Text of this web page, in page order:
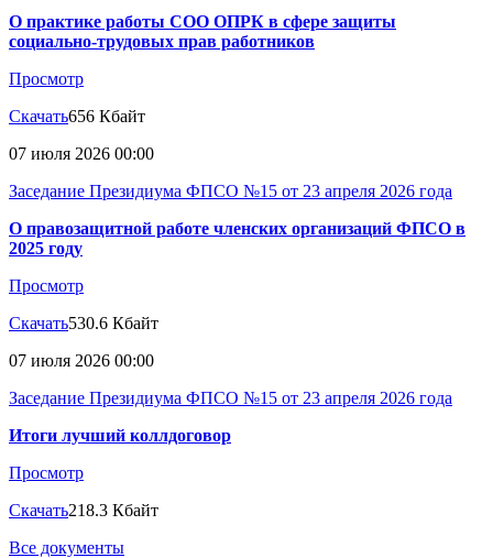
О практике работы СОО ОПРК в сфере защиты
социально-трудовых прав работников
Просмотр
Скачать656 Кбайт
07 июля 2026 00:00
Заседание Президиума ФПСО №15 от 23 апреля 2026 года
О правозащитной работе членских организаций ФПСО в
2025 году
Просмотр
Скачать530.6 Кбайт
07 июля 2026 00:00
Заседание Президиума ФПСО №15 от 23 апреля 2026 года
Итоги лучший коллдоговор
Просмотр
Скачать218.3 Кбайт
Все документы